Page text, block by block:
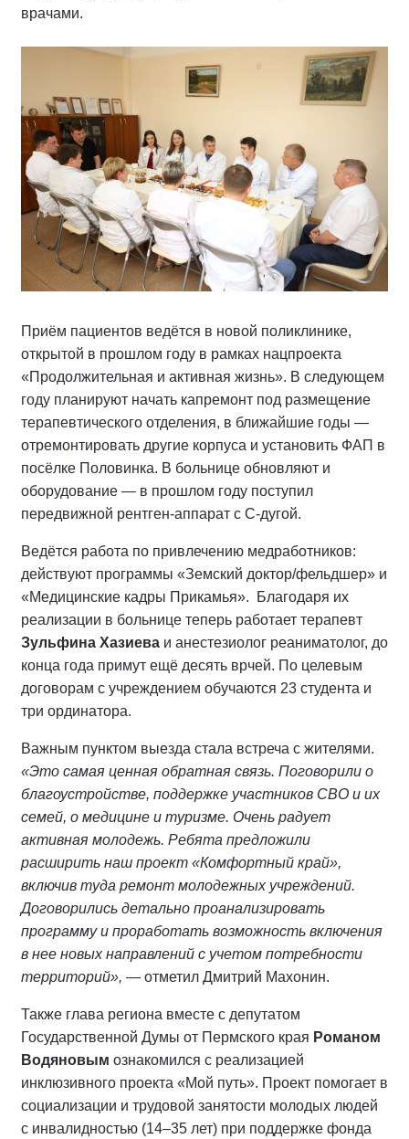
врачами.
Приём пациентов ведётся в новой поликлинике,
открытой в прошлом году в рамках нацпроекта
«Продолжительная и активная жизнь». В следующем
году планируют начать капремонт под размещение
терапевтического отделения, в ближайшие годы —
отремонтировать другие корпуса и установить ФАП в
посёлке Половинка. В больнице обновляют и
оборудование — в прошлом году поступил
передвижной рентген-аппарат с С-дугой.
Ведётся работа по привлечению медработников:
действуют программы «Земский доктор/фельдшер» и
«Медицинские кадры Прикамья». Благодаря их
реализации в больнице теперь работает терапевт
Зульфина Хазиева и анестезиолог реаниматолог, до
конца года примут ещё десять врчей. По целевым
договорам с учреждением обучаются 23 студента и
три ординатора.
Важным пунктом выезда стала встреча с жителями.
«Это самая ценная обратная связь. Поговорили о
благоустройстве, поддержке участников СВО и их
семей, о медицине и туризме. Очень радует
активная молодежь. Ребята предложили
расширить наш проект «Комфортный край»,
включив туда ремонт молодежных учреждений.
Договорились детально проанализировать
программу и проработать возможность включения
в нее новых направлений с учетом потребности
территорий», — отметил Дмитрий Махонин.
Также глава региона вместе с депутатом
Государственной Думы от Пермского края Романом
Водяновым ознакомился с реализацией
инклюзивного проекта «Мой путь». Проект помогает в
социализации и трудовой занятости молодых людей
с инвалидностью (14–35 лет) при поддержке фонда